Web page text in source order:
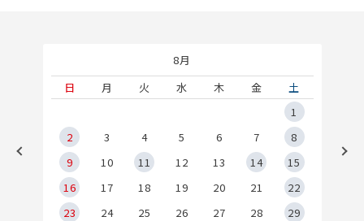
8月
日
月 火 水 木 金
土
1
2
3 4 5 6 7
8
9
10 11 12 13 14
15
16
17 18 19 20 21
22
23
24 25 26 27 28
29